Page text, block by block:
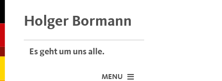
Holger Bormann
Es geht um uns alle.
MENU